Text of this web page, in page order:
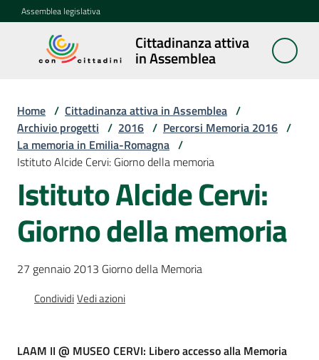
Vai al contenuto
Vai alla navigazione
Vai al footer
Assemblea legislativa
Cittadinanza attiva
in Assemblea
Cittadinanza
attiva in
Concittadini
Porte
aperte
in
Assemblea
Mostre
itineranti
sulla
Home / Cittadinanza attiva in Assemblea /
Archivio progetti / 2016 / Percorsi Memoria 2016 /
La memoria in Emilia-Romagna /
Istituto Alcide Cervi: Giorno della memoria
Istituto Alcide Cervi:
Giorno della memoria
27 gennaio 2013 Giorno della Memoria
CondividiVedi azioni
LAAM II @ MUSEO CERVI: Libero accesso alla Memoria